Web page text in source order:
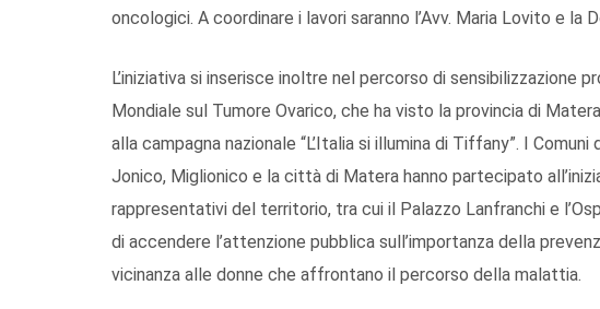
oncologici. A coordinare i lavori saranno l’Avv. Maria Lovito e la
L’iniziativa si inserisce inoltre nel percorso di sensibilizzazione
Mondiale sul Tumore Ovarico, che ha visto la provincia di
alla campagna nazionale “L’Italia si illumina di Tiffany”. I
Jonico, Miglionico e la città di Matera hanno partecipato
rappresentativi del territorio, tra cui il Palazzo Lanfranchi e
di accendere l’attenzione pubblica sull’importanza della
vicinanza alle donne che affrontano il percorso della malattia.